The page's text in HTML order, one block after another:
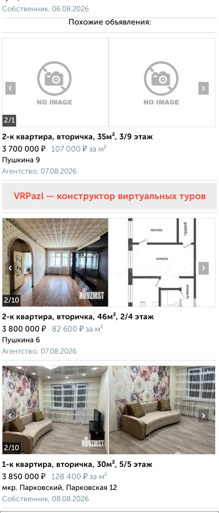
Собственник, 06.08.2026
Похожие объявления:
2/1
‹ ›
2-к квартира, вторичка, 35м², 3/9 этаж
3 700 000 ₽ 107 000 ₽ за м²
Пушкина 9
Агентство, 07.08.2026
VRPazl — конструктор виртуальных туров
2/10
‹ ›
2-к квартира, вторичка, 46м², 2/4 этаж
3 800 000 ₽ 82 600 ₽ за м²
Пушкина 6
Агентство, 07.08.2026
2/10
‹ ›
1-к квартира, вторичка, 30м², 5/5 этаж
3 850 000 ₽ 128 400 ₽ за м²
мкр. Парковский, Парковская 12
Собственник, 08.08.2026